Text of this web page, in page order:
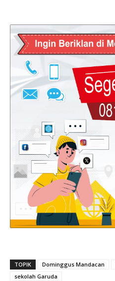
TOPIK Dominggus Mandacan
sekolah Garuda